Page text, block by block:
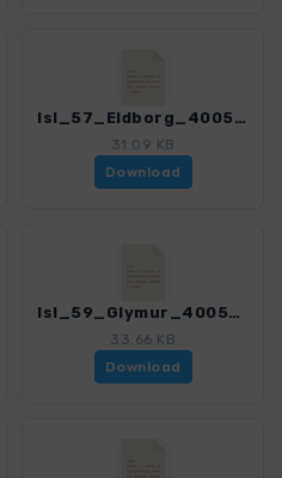
Isl_57_Eldborg_4005_9.gpx
31.09 KB
Download
Isl_59_Glymur_4005_9.gpx
33.66 KB
Download